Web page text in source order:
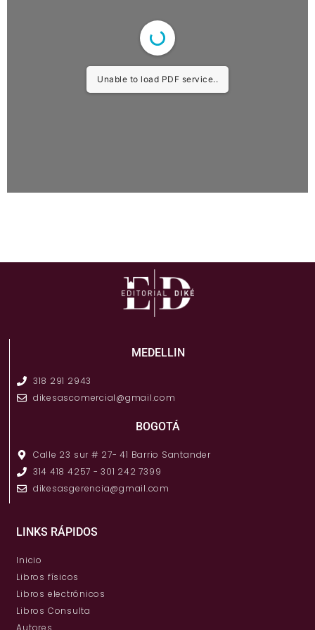
Unable to load PDF service..
MEDELLIN
318 291 2943
dikesascomercial@gmail.com
BOGOTÁ
Calle 23 sur # 27- 41 Barrio Santander
314 418 4257 - 301 242 7399
dikesasgerencia@gmail.com
LINKS RÁPIDOS
Inicio
Libros físicos
Libros electrónicos
Libros Consulta